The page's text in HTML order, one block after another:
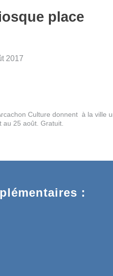
place
2017
Culture donnent à la ville
25 août. Gratuit.
: